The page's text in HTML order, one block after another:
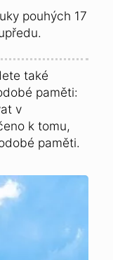
pouhých 17
také
paměti:
v
k tomu,
paměti.